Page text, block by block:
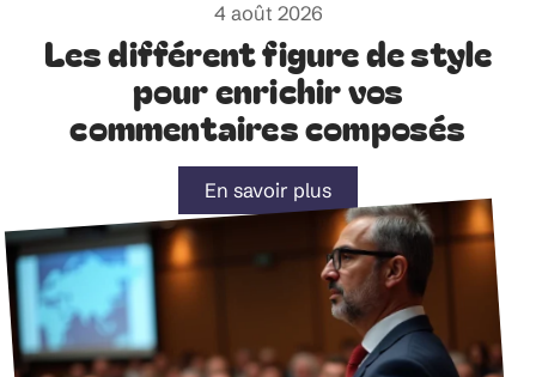
4 août 2026
Les différent figure de style
pour enrichir vos
commentaires composés
En savoir plus